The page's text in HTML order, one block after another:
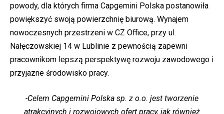
powody, dla których firma Capgemini Polska postanowiła
powiększyć swoją powierzchnię biurową. Wynajem
nowoczesnych przestrzeni w CZ Office, przy ul.
Nałęczowskiej 14 w Lublinie z pewnością zapewni
pracownikom lepszą perspektywę rozwoju zawodowego i
przyjazne środowisko pracy.
-Celem Capgemini Polska sp. z o.o. jest tworzenie
atrakcyjnych i rozwojowych ofert pracy, jak również